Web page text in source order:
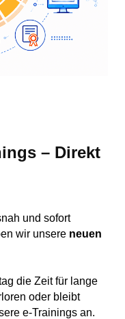
– Direkt
und sofort
wir unsere neuen
die Zeit für lange
oder bleibt
e-Trainings an.